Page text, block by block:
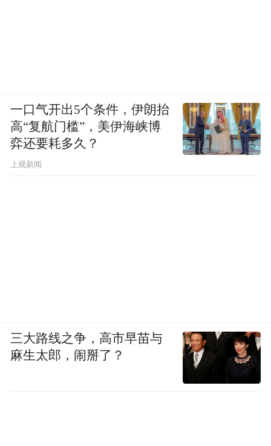
一口气开出5个条件，伊朗抬
高“复航门槛”，美伊海峡博
弈还要耗多久？
上观新闻
三大路线之争，高市早苗与
麻生太郎，闹掰了？